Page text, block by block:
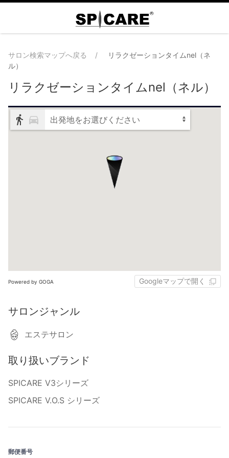
サロン検索マップへ戻る
リラクゼーションタイムnel（ネ
ル）
リラクゼーションタイムnel（ネル）
出発地をお選びください
Powered by GOGA Googleマップで開く
サロンジャンル
エステサロン
取り扱いブランド
SPICARE V3シリーズ
SPICARE V.O.S シリーズ
郵便番号